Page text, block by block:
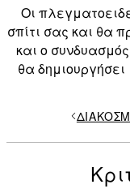
Οι
σπίτι σας και θα
και ο
θα